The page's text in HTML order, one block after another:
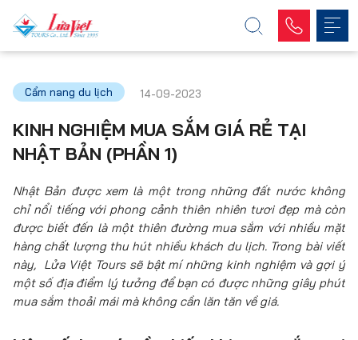
Cẩm nang du lịch 14-09-2023
KINH NGHIỆM MUA SẮM GIÁ RẺ TẠI
NHẬT BẢN (PHẦN 1)
Nhật Bản được xem là một trong những đất nước không
chỉ nổi tiếng với phong cảnh thiên nhiên tươi đẹp mà còn
được biết đến là một thiên đường mua sắm với nhiều mặt
hàng chất lượng thu hút nhiều khách du lịch. Trong bài viết
này, Lửa Việt Tours sẽ bật mí những kinh nghiệm và gợi ý
một số địa điểm lý tưởng để bạn có được những giây phút
mua sắm thoải mái mà không cần lăn tăn về giá.